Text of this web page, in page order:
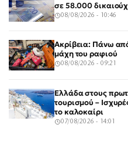
σε 58.000
08/08/2026 - 10:46
Ακρίβεια: Πάνω
μάχη του ραφιού
08/08/2026 - 09:21
Ελλάδα στους
τουρισμού –
το καλοκαίρι
07/08/2026 - 14:01